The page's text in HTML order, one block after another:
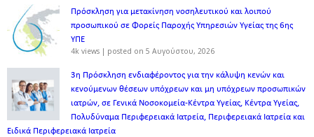
Πρόσκληση για μετακίνηση νοσηλευτικού και λοιπού
προσωπικού σε Φορείς Παροχής Υπηρεσιών Υγείας της 6ης
ΥΠΕ
4k views | posted on 5 Αυγούστου, 2026
3η Πρόσκληση ενδιαφέροντος για την κάλυψη κενών και
κενούμενων θέσεων υπόχρεων και μη υπόχρεων προσωπικών
ιατρών, σε Γενικά Νοσοκομεία-Κέντρα Υγείας, Κέντρα Υγείας,
Πολυδύναμα Περιφερειακά Ιατρεία, Περιφερειακά Ιατρεία και
Ειδικά Περιφερειακά Ιατρεία